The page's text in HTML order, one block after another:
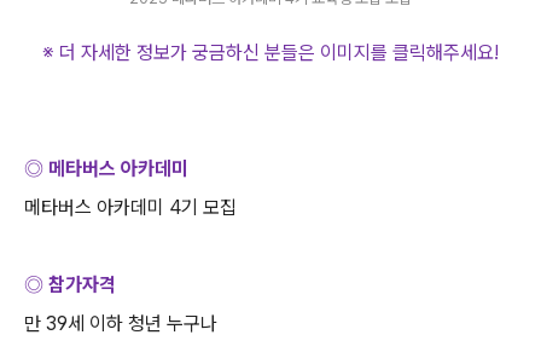
※ 더 자세한 정보가 궁금하신 분들은 이미지를 클릭해주세요!
◎ 메타버스 아카데미
메타버스 아카데미 4기 모집
◎ 참가자격
만 39세 이하 청년 누구나